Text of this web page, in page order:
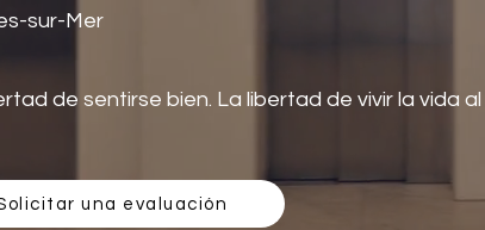
sur-Mer
de sentirse bien. La libertad de vivir la vida al
una evaluación